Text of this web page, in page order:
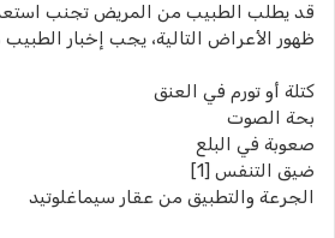
قد يطلب الطبيب من المريض تجنب
ظهور الأعراض التالية، يجب إخبار
كتلة أو تورم في العنق
بحة الصوت
صعوبة في البلع
ضيق التنفس [1]
الجرعة والتطبيق من عقار سيماغلوتيد